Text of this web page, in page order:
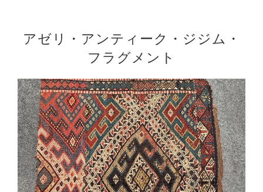
アゼリ・アンティーク・ジジム・
フラグメント